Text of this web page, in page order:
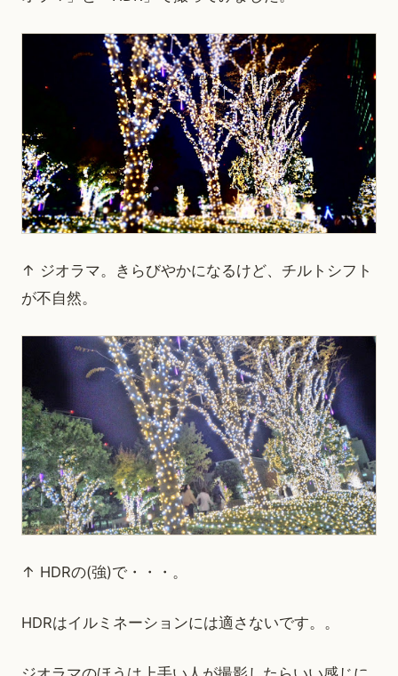
↑ ジオラマ。きらびやかになるけど、チルトシフト
が不自然。
↑ HDRの(強)で・・・。
HDRはイルミネーションには適さないです。。